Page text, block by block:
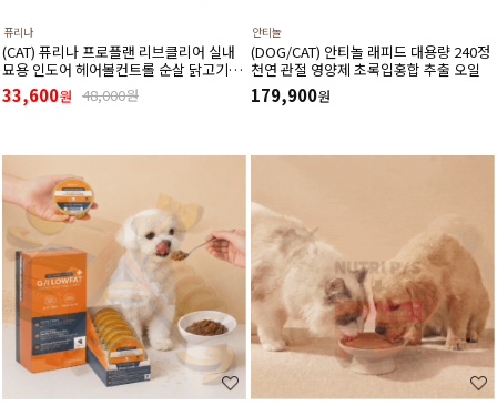
퓨리나
(CAT) 퓨리나 프로플랜 리브클리어 실내
묘용 인도어 헤어볼컨트롤 순살 닭고기
(고양이 알레르기 감소식단)(1.5kg) (유통
기한27년3월)
33,600원 48,000원
안티놀
(DOG/CAT) 안티놀 래피드 대용량 240정
천연 관절 영양제 초록입홍합 추출 오일
179,900원